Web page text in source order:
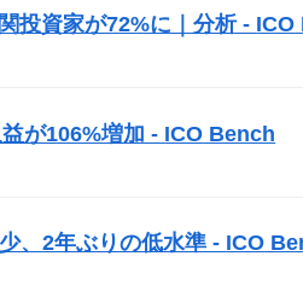
投資家が72%に｜分析 - ICO
が106%増加 - ICO Bench
、2年ぶりの低水準 - ICO